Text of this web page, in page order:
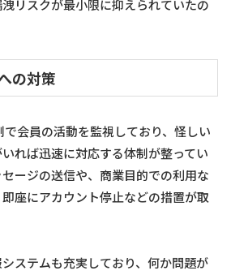
リスクが最小限に抑えられていたの
の対策
会員の活動を監視しており、怪しい
れば迅速に対応する体制が整ってい
ージの送信や、商業目的での利用な
座にアカウント停止などの措置が取
ステムも充実しており、何か問題が